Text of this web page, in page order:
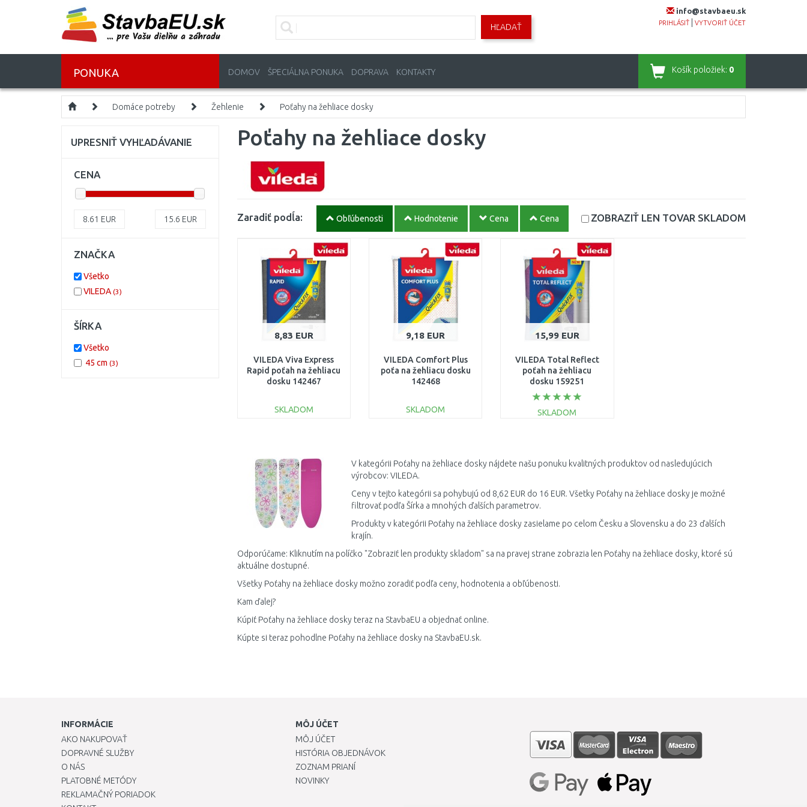
info@stavbaeu.sk
PRIHLÁSIŤ VYTVORIŤ ÚČET
HĽADAŤ
PONUKA DOMOV ŠPECIÁLNA PONUKA DOPRAVA KONTAKTY Košík položiek: 0
Domáce potreby Žehlenie Poťahy na žehliace dosky
Poťahy na žehliace dosky
Zaradiť podĺa: Obľúbenosti Hodnotenie Cena Cena ZOBRAZIŤ LEN TOVAR SKLADOM
8,83 EUR
VILEDA Viva Express
Rapid poťah na žehliacu
dosku 142467
SKLADOM
Porovnať
9,18 EUR
VILEDA Comfort Plus
poťa na žehliacu dosku
142468
SKLADOM
15,99 EUR
VILEDA Total Reflect
poťah na žehliacu
dosku 159251
SKLADOM
Porovnať
V kategórii Poťahy na žehliace dosky nájdete našu ponuku kvalitných produktov od nasledujúcich
výrobcov: VILEDA.
Ceny v tejto kategórii sa pohybujú od 8,62 EUR do 16 EUR. Všetky Poťahy na žehliace dosky je možné
filtrovať podľa Šírka a mnohých ďalších parametrov.
Produkty v kategórii Poťahy na žehliace dosky zasielame po celom Česku a Slovensku a do 23 ďalších
krajín.
Odporúčame: Kliknutím na políčko "Zobraziť len produkty skladom" sa na pravej strane zobrazia len Poťahy na žehliace dosky, ktoré sú
aktuálne dostupné.
Všetky Poťahy na žehliace dosky možno zoradiť podľa ceny, hodnotenia a obľúbenosti.
Kam ďalej?
Kúpiť Poťahy na žehliace dosky teraz na StavbaEU a objednať online.
Kúpte si teraz pohodlne Poťahy na žehliace dosky na StavbaEU.sk.
UPRESNIŤ VYHĽADÁVANIE
CENA
8.61 EUR 15.6 EUR
ZNAČKA
Všetko
VILEDA (3)
ŠÍRKA
Všetko
45 cm (3)
INFORMÁCIE
AKO NAKUPOVAŤ
DOPRAVNÉ SLUŽBY
O NÁS
PLATOBNÉ METÓDY
REKLAMAČNÝ PORIADOK
MÔJ ÚČET
MÔJ ÚČET
HISTÓRIA OBJEDNÁVOK
ZOZNAM PRIANÍ
NOVINKY